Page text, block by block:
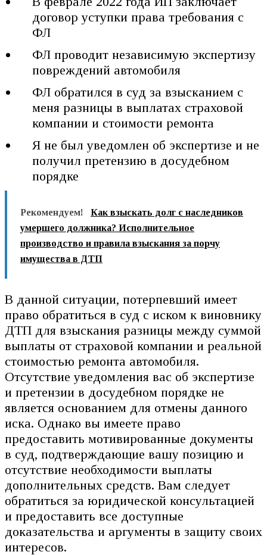
договор уступки права требования с
ФЛ
ФЛ проводит независимую экспертизу
повреждений автомобиля
ФЛ обратился в суд за взысканием с
меня разницы в выплатах страховой
компании и стоимости ремонта
Я не был уведомлен об экспертизе и не
получил претензию в досудебном
порядке
Рекомендуем!
Как взыскать долг с наследников
умершего должника? Исполнительное
производство и правила взыскания за порчу
имущества в ДТП
В данной ситуации, потерпевший имеет
право обратиться в суд с иском к виновнику
ДТП для взыскания разницы между суммой
выплаты от страховой компании и реальной
стоимостью ремонта автомобиля.
Отсутствие уведомления вас об экспертизе
и претензии в досудебном порядке не
является основанием для отмены данного
иска. Однако вы имеете право
предоставить мотивированные документы
в суд, подтверждающие вашу позицию и
отсутствие необходимости выплаты
дополнительных средств. Вам следует
обратиться за юридической консультацией
и предоставить все доступные
доказательства и аргументы в защиту своих
интересов.